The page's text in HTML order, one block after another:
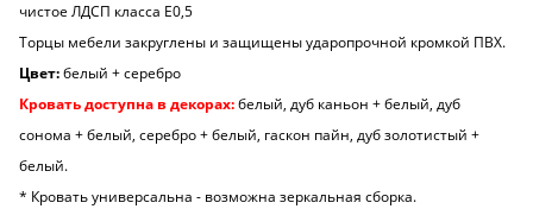
чистое ЛДСП класса Е0,5
Торцы мебели закруглены и защищены ударопрочной кромкой ПВХ.
Цвет:белый + серебро
Кровать доступна в декорах:белый, дуб каньон + белый, дуб
сонома + белый, серебро + белый, гаскон пайн, дуб золотистый +
белый.
* Кровать универсальна - возможна зеркальная сборка.